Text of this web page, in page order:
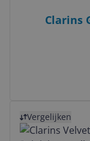
Clarins
Vergelijken